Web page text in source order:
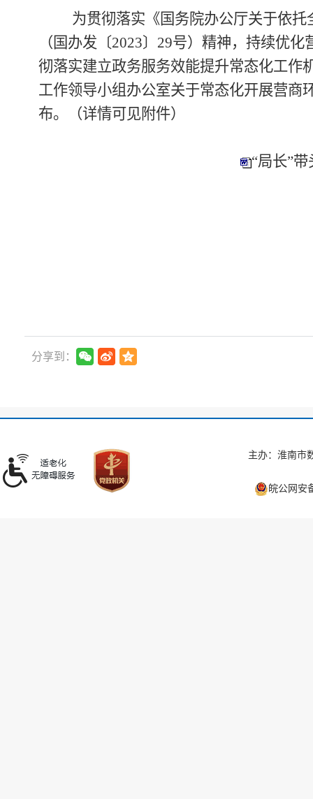
为贯彻落实《国务院办公厅关于依
（国办发〔2023〕 29号）精神，持续优化
彻落实建立政务服务效能提升常态化工作
工作领导小组办公室关于常态化开展营商
布。（详情可见附件）
“局长”
分享到：
主办：淮南市
皖公网安